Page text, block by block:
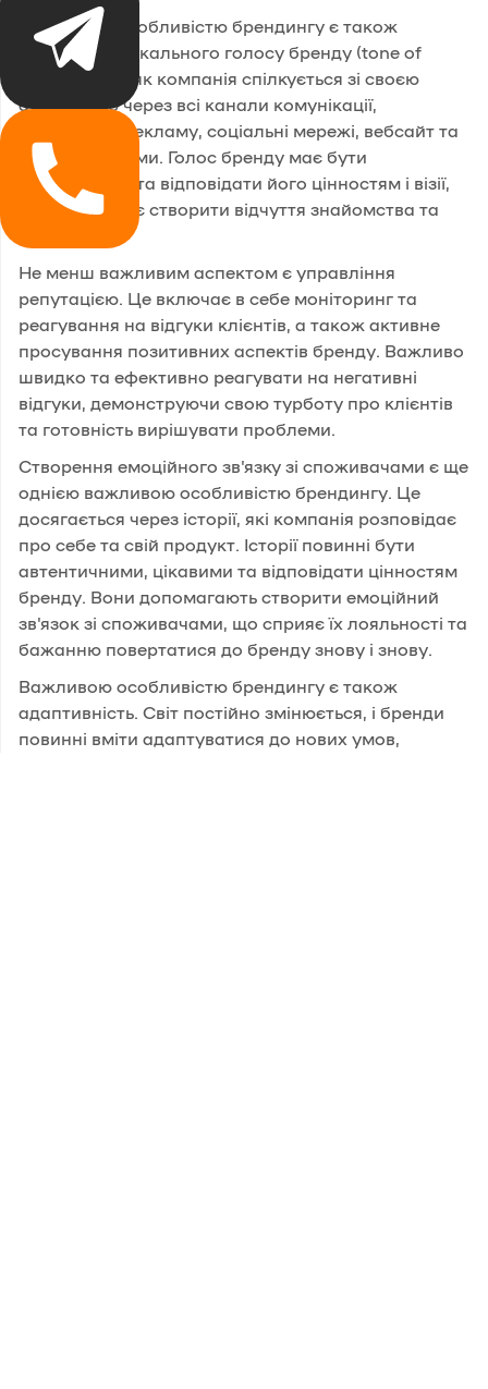
Ключовою особливістю брендингу є також
створення унікального голосу бренду (tone of
voice). Це те, як компанія спілкується зі своєю
аудиторією через всі канали комунікації,
включаючи рекламу, соціальні мережі, вебсайт та
інші платформи. Голос бренду має бути
послідовним та відповідати його цінностям і візії,
що допомагає створити відчуття знайомства та
Не менш важливим аспектом є управління
репутацією. Це включає в себе моніторинг та
реагування на відгуки клієнтів, а також активне
просування позитивних аспектів бренду. Важливо
швидко та ефективно реагувати на негативні
відгуки, демонструючи свою турботу про клієнтів
та готовність вирішувати проблеми.
Створення емоційного зв'язку зі споживачами є ще
однією важливою особливістю брендингу. Це
досягається через історії, які компанія розповідає
про себе та свій продукт. Історії повинні бути
автентичними, цікавими та відповідати цінностям
бренду. Вони допомагають створити емоційний
зв'язок зі споживачами, що сприяє їх лояльності та
бажанню повертатися до бренду знову і знову.
Важливою особливістю брендингу є також
адаптивність. Світ постійно змінюється, і бренди
повинні вміти адаптуватися до нових умов,